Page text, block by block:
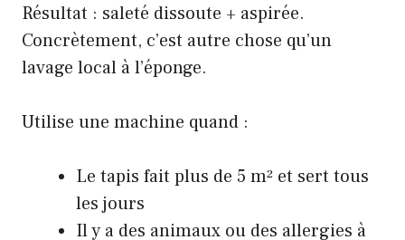
Résultat : saleté dissoute + aspirée.
Concrètement, c’est autre chose qu’un
lavage local à l’éponge.
Utilise une machine quand :
Le tapis fait plus de 5 m² et sert tous
les jours
Il y a des animaux ou des allergies à